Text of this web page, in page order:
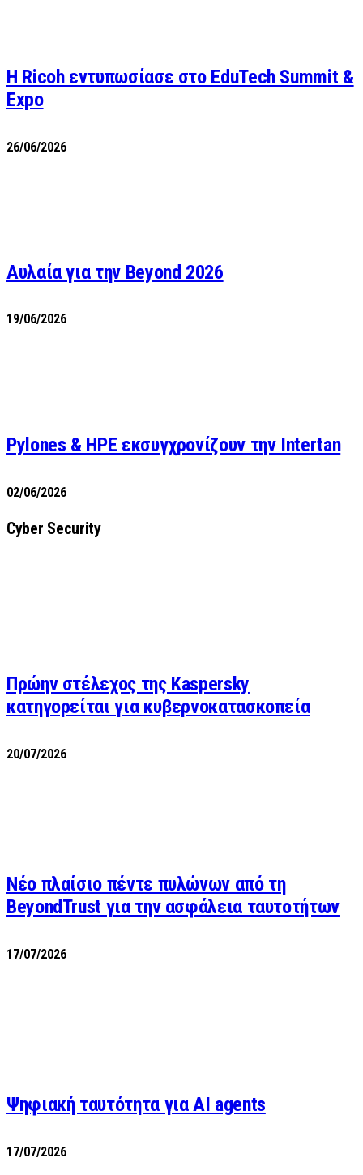
Η Ricoh εντυπωσίασε στο EduTech Summit &
Expo
26/06/2026
Αυλαία για την Beyond 2026
19/06/2026
Pylones & HPE εκσυγχρονίζουν την Intertan
02/06/2026
Cyber Security
Πρώην στέλεχος της Kaspersky
κατηγορείται για κυβερνοκατασκοπεία
20/07/2026
Νέο πλαίσιο πέντε πυλώνων από τη
BeyondTrust για την ασφάλεια ταυτοτήτων
17/07/2026
Ψηφιακή ταυτότητα για AI agents
17/07/2026